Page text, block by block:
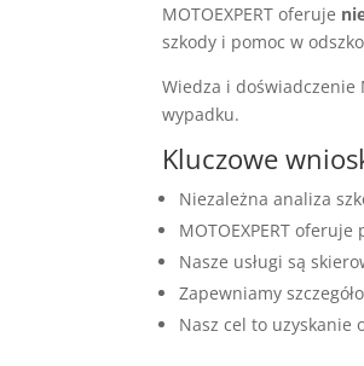
MOTOEXPERT oferuje
szkody i pomoc w
Wiedza i doświadczenie
wypadku.
Kluczowe
Niezależna analiza
MOTOEXPERT
Nasze usługi są
Zapewniamy
Nasz cel to uzyskanie